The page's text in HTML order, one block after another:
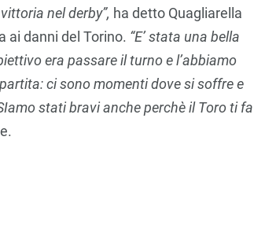
nel derby”, ha detto Quagliarella
ai danni del Torino. “E’ stata una bella
era passare il turno e l’abbiamo
ci sono momenti dove si soffre e
stati bravi anche perchè il Toro ti fa